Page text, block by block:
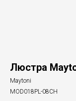
Люстра
Maytoni
MOD018PL-08CH